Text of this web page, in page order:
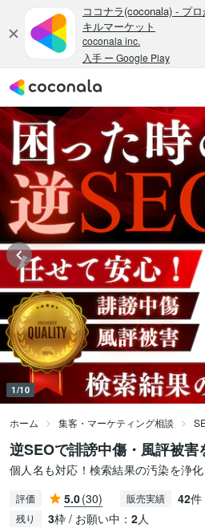
1/10
ホーム 集客・マーケティング相談
逆SEOで誹謗中傷・風評被害
個人名も対応！検索結果の汚染を浄
評価 5.0(30) 販売実績 42件
残り 3枠 / お願い中： 2人